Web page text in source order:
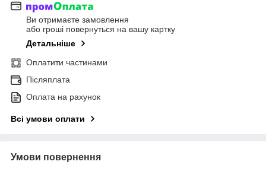
Ви отримаєте замовлення
або гроші повернуться на вашу картку
Детальніше
Оплатити частинами
Післяплата
Оплата на рахунок
Всі умови оплати
Умови повернення